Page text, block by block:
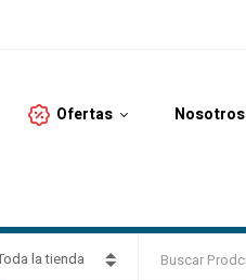
Ofertas Nosotros
la tienda